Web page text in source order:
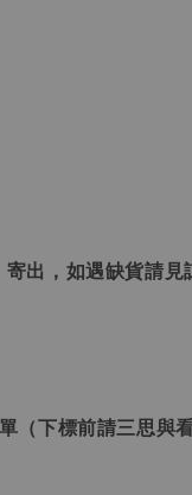
出，如遇缺貨請見
（下標前請三思與